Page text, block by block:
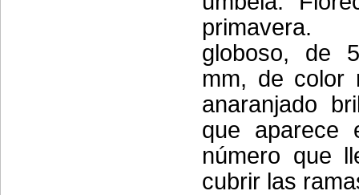
primavera.
globoso, de
mm, de color
anaranjado
que aparece
número que
cubrir las